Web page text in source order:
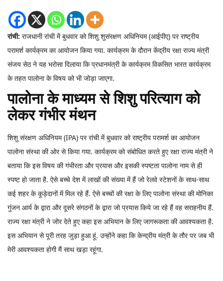
रांची: राजधानी रांची में बुधवार को शिशु शुसंरक्षण अधिनियम (आईपीए) पर राष्ट्रीय
परामर्श कार्यक्रम का आयोजन किया गया. कार्यक्रम के दौरान केंद्रीय रक्षा राज्य मंत्री
संजय सेठ ने यह भरोसा दिलाया कि प्रधानमंत्री के कार्यक्रम विकसित भारत कार्यक्रम
के तहत पालोना के विषय को भी जोड़ा जाएगा.
पालोना के माध्यम से शिशु परित्याग को
लेकर गंभीर मंथन
शिशु संरक्षण अधिनियम (IPA) पर रांची में बुधवार को राष्ट्रीय परामर्श का आयोजन
पालोना संस्था की ओर से किया गया. कार्यक्रम को संबोधित करते हुए रक्षा राज्य मंत्री ने
बताया कि इस विषय की गंभीरता और प्रयास और इसकी स्पष्टता पालोना नाम से ही
स्पष्ट हो जाता है. ऐसे बच्चे देश में लाखों की संख्या में हैं जो रेलवे स्टेशनों के साथ-साथ
कई शहर के कूड़ेदानों में मिल रहे हैं. ऐसे बच्चों की रक्षा के लिए पालोना संस्था की मोनिका
गुंजन आर्य के द्वारा और दूसरे संगठनों के द्वारा जो प्रयास किये जा रहे हैं वह सराहनीय हैं.
राज्य रक्षा मंत्री ने जोर देते हुए कहा इस अभियान के लिए जागरूकता की आवश्यकता है.
इस अभियान से पूरी तरह जुड़ा हुआ हूं. उन्होंने कहा कि केन्द्रीय मंत्री के तौर पर जब भी
मेरी आवश्यकता होगी मैं साथ खड़ा रहूंगा.